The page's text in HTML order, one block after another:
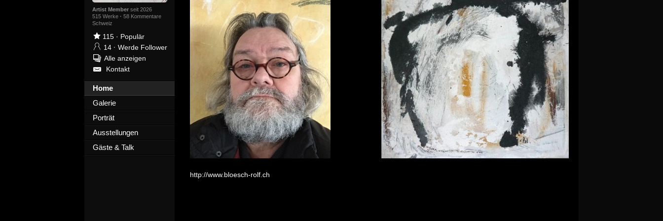
Artist Memberseit 2026
515 Werke · 58 Kommentare
Schweiz
115· Populär
14 · Werde Follower
Alle anzeigen
Kontakt
Home
Galerie
Porträt
Ausstellungen
Gäste & Talk
http://www.bloesch-rolf.ch